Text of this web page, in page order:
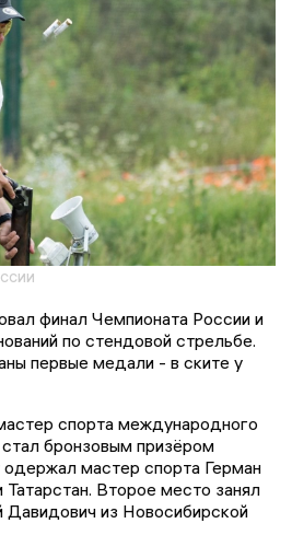
финал Чемпионата России и
по стендовой стрельбе.
первые медали - в ските у
спорта международного
стал бронзовым призёром
мастер спорта Герман
Татарстан. Второе место занял
из Новосибирской